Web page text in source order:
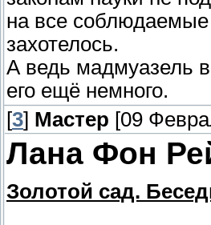
на все соблюдаемые
захотелось.
А ведь мадмуазель
его ещё немного.
[3] Мастер [09
Лана Фон
Золотой сад.